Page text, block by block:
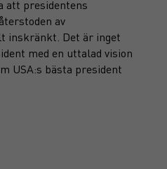
att presidentens
av
inskränkt. Det är inget
med en uttalad vision
USA:s bästa president